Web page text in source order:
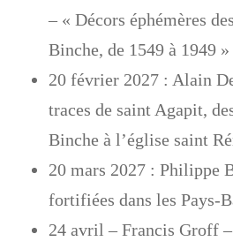
– « Décors éphémères
Binche, de 1549 à 1949 »
20 février 2027 : Alain
traces de saint Agapit,
Binche à l’église saint
20 mars 2027 : Philippe
fortifiées dans les Pays-
24 avril – Francis Groff